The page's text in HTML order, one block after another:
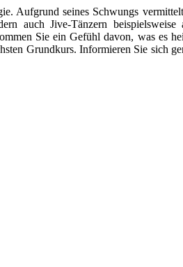
Aufgrund seines Schwungs
auch Jive-Tänzern beispielsweise
Sie ein Gefühl davon, was es
Grundkurs. Informieren Sie sich